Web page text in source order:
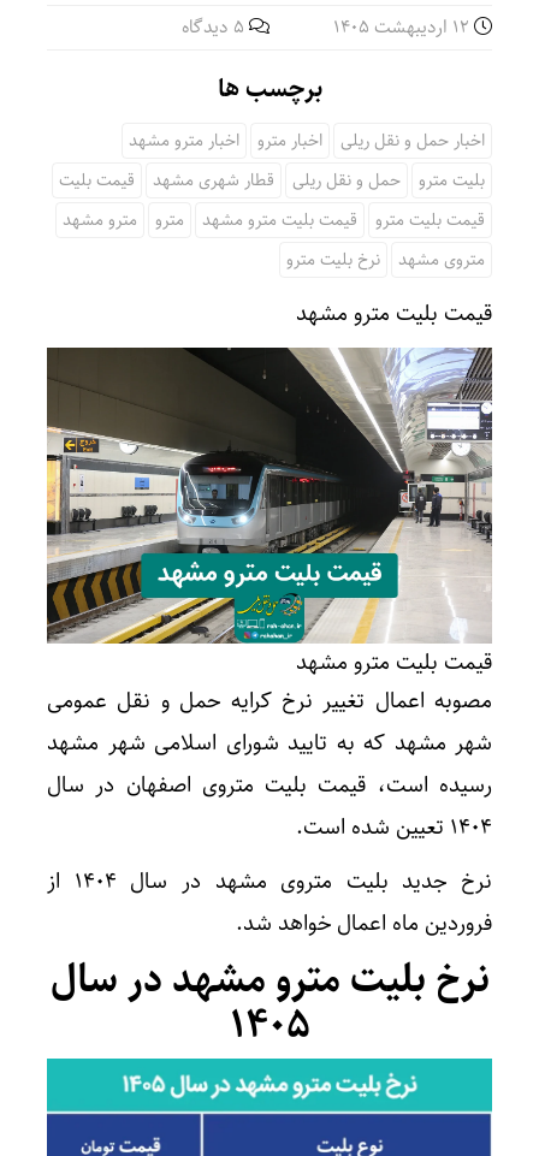
5 دیدگاه
برچسب ها
اخبار حمل و نقل ریلی اخبار مترو
اخبار مترو مشهد
بلیت مترو
حمل و نقل ریلی قطار شهری مشهد
قیمت بلیت
قیمت بلیت مترو
قیمت بلیت مترو مشهد مترو
مترو مشهد
متروی مشهد
نرخ بلیت مترو
قیمت بلیت مترو مشهد
قیمت بلیت مترو مشهد
مصوبه اعمال تغییر نرخ کرایه حمل و نقل عمومی
شهر مشهد که به تایید شورای اسلامی شهر مشهد
رسیده است، قیمت بلیت متروی اصفهان در سال
۱۴۰۴ تعیین شده است.
نرخ جدید بلیت متروی مشهد در سال ۱۴۰۴ از
فروردین ماه اعمال خواهد شد.
نرخ بلیت مترو مشهد در سال
۱۴۰۵